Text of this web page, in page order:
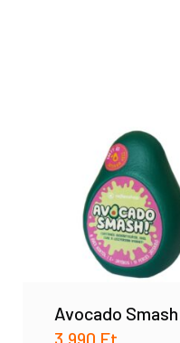
Avocado Smash